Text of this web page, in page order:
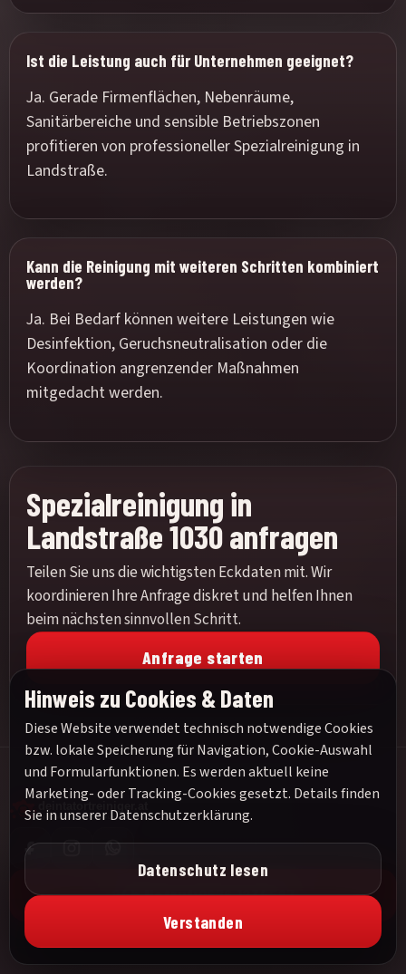
Ist die Leistung auch für Unternehmen geeignet?
Ja. Gerade Firmenflächen, Nebenräume,
Sanitärbereiche und sensible Betriebszonen
profitieren von professioneller Spezialreinigung in
Landstraße.
Kann die Reinigung mit weiteren Schritten kombiniert
werden?
Ja. Bei Bedarf können weitere Leistungen wie
Desinfektion, Geruchsneutralisation oder die
Koordination angrenzender Maßnahmen
mitgedacht werden.
Spezialreinigung in
Landstraße 1030 anfragen
Teilen Sie uns die wichtigsten Eckdaten mit. Wir
koordinieren Ihre Anfrage diskret und helfen Ihnen
beim nächsten sinnvollen Schritt.
Anfrage starten
24h Notruf:0676 1234567
Hinweis zu Cookies & Daten
Diese Website verwendet technisch notwendige Cookies
bzw. lokale Speicherung für Navigation, Cookie-Auswahl
und Formularfunktionen. Es werden aktuell keine
Marketing- oder Tracking-Cookies gesetzt. Details finden
Sie in unsererDatenschutzerklärung.
Datenschutz lesen
Verstanden